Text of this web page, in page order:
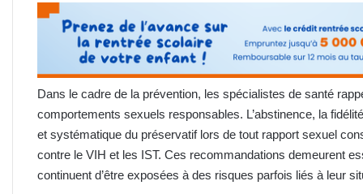
Dans le cadre de la prévention, les spécialistes de santé
comportements sexuels responsables. L’abstinence, la
et systématique du préservatif lors de tout rapport sexuel
contre le VIH et les IST. Ces recommandations demeurent
continuent d’être exposées à des risques parfois liés à leur